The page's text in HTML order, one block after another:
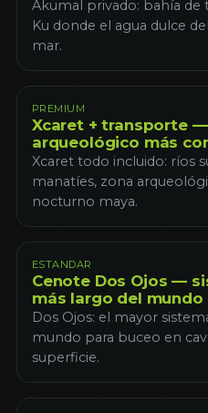
Akumal privado: bahía de
Ku donde el agua dulce
mar.
PREMIUM
Xcaret + transporte
arqueológico más
Xcaret todo incluido: ríos
manatíes, zona
nocturno maya.
ESTANDAR
Cenote Dos Ojos —
más largo del mundo
Dos Ojos: el mayor
mundo para buceo en
superficie.